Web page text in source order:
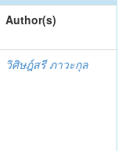
Author(s)
วิศิษฎ์สรี ภาวะกุล